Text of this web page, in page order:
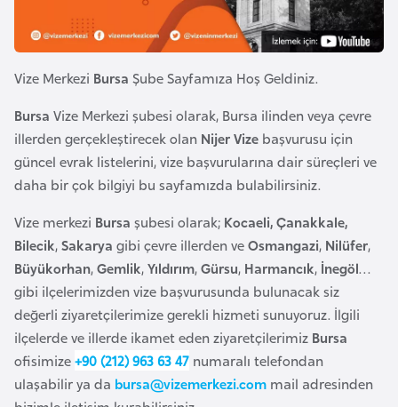
Vize Merkezi Bursa Şube Sayfamıza Hoş Geldiniz.
Bursa Vize Merkezi şubesi olarak, Bursa ilinden veya çevre
illerden gerçekleştirecek olan Nijer Vize başvurusu için
güncel evrak listelerini, vize başvurularına dair süreçleri ve
daha bir çok bilgiyi bu sayfamızda bulabilirsiniz.
Vize merkezi Bursa şubesi olarak; Kocaeli, Çanakkale,
Bilecik,Sakarya gibi çevre illerden veOsmangazi, Nilüfer,
Büyükorhan,Gemlik,Yıldırım,Gürsu, Harmancık, İnegöl…
gibi ilçelerimizden vize başvurusunda bulunacak siz
değerli ziyaretçilerimize gerekli hizmeti sunuyoruz. İlgili
ilçelerde ve illerde ikamet eden ziyaretçilerimiz Bursa
ofisimize+90 (212) 963 63 47 numaralı telefondan
ulaşabilir ya da bursa@vizemerkezi.com mail adresinden
y
B
a
n
g
a
d
e
ş
B
e
l